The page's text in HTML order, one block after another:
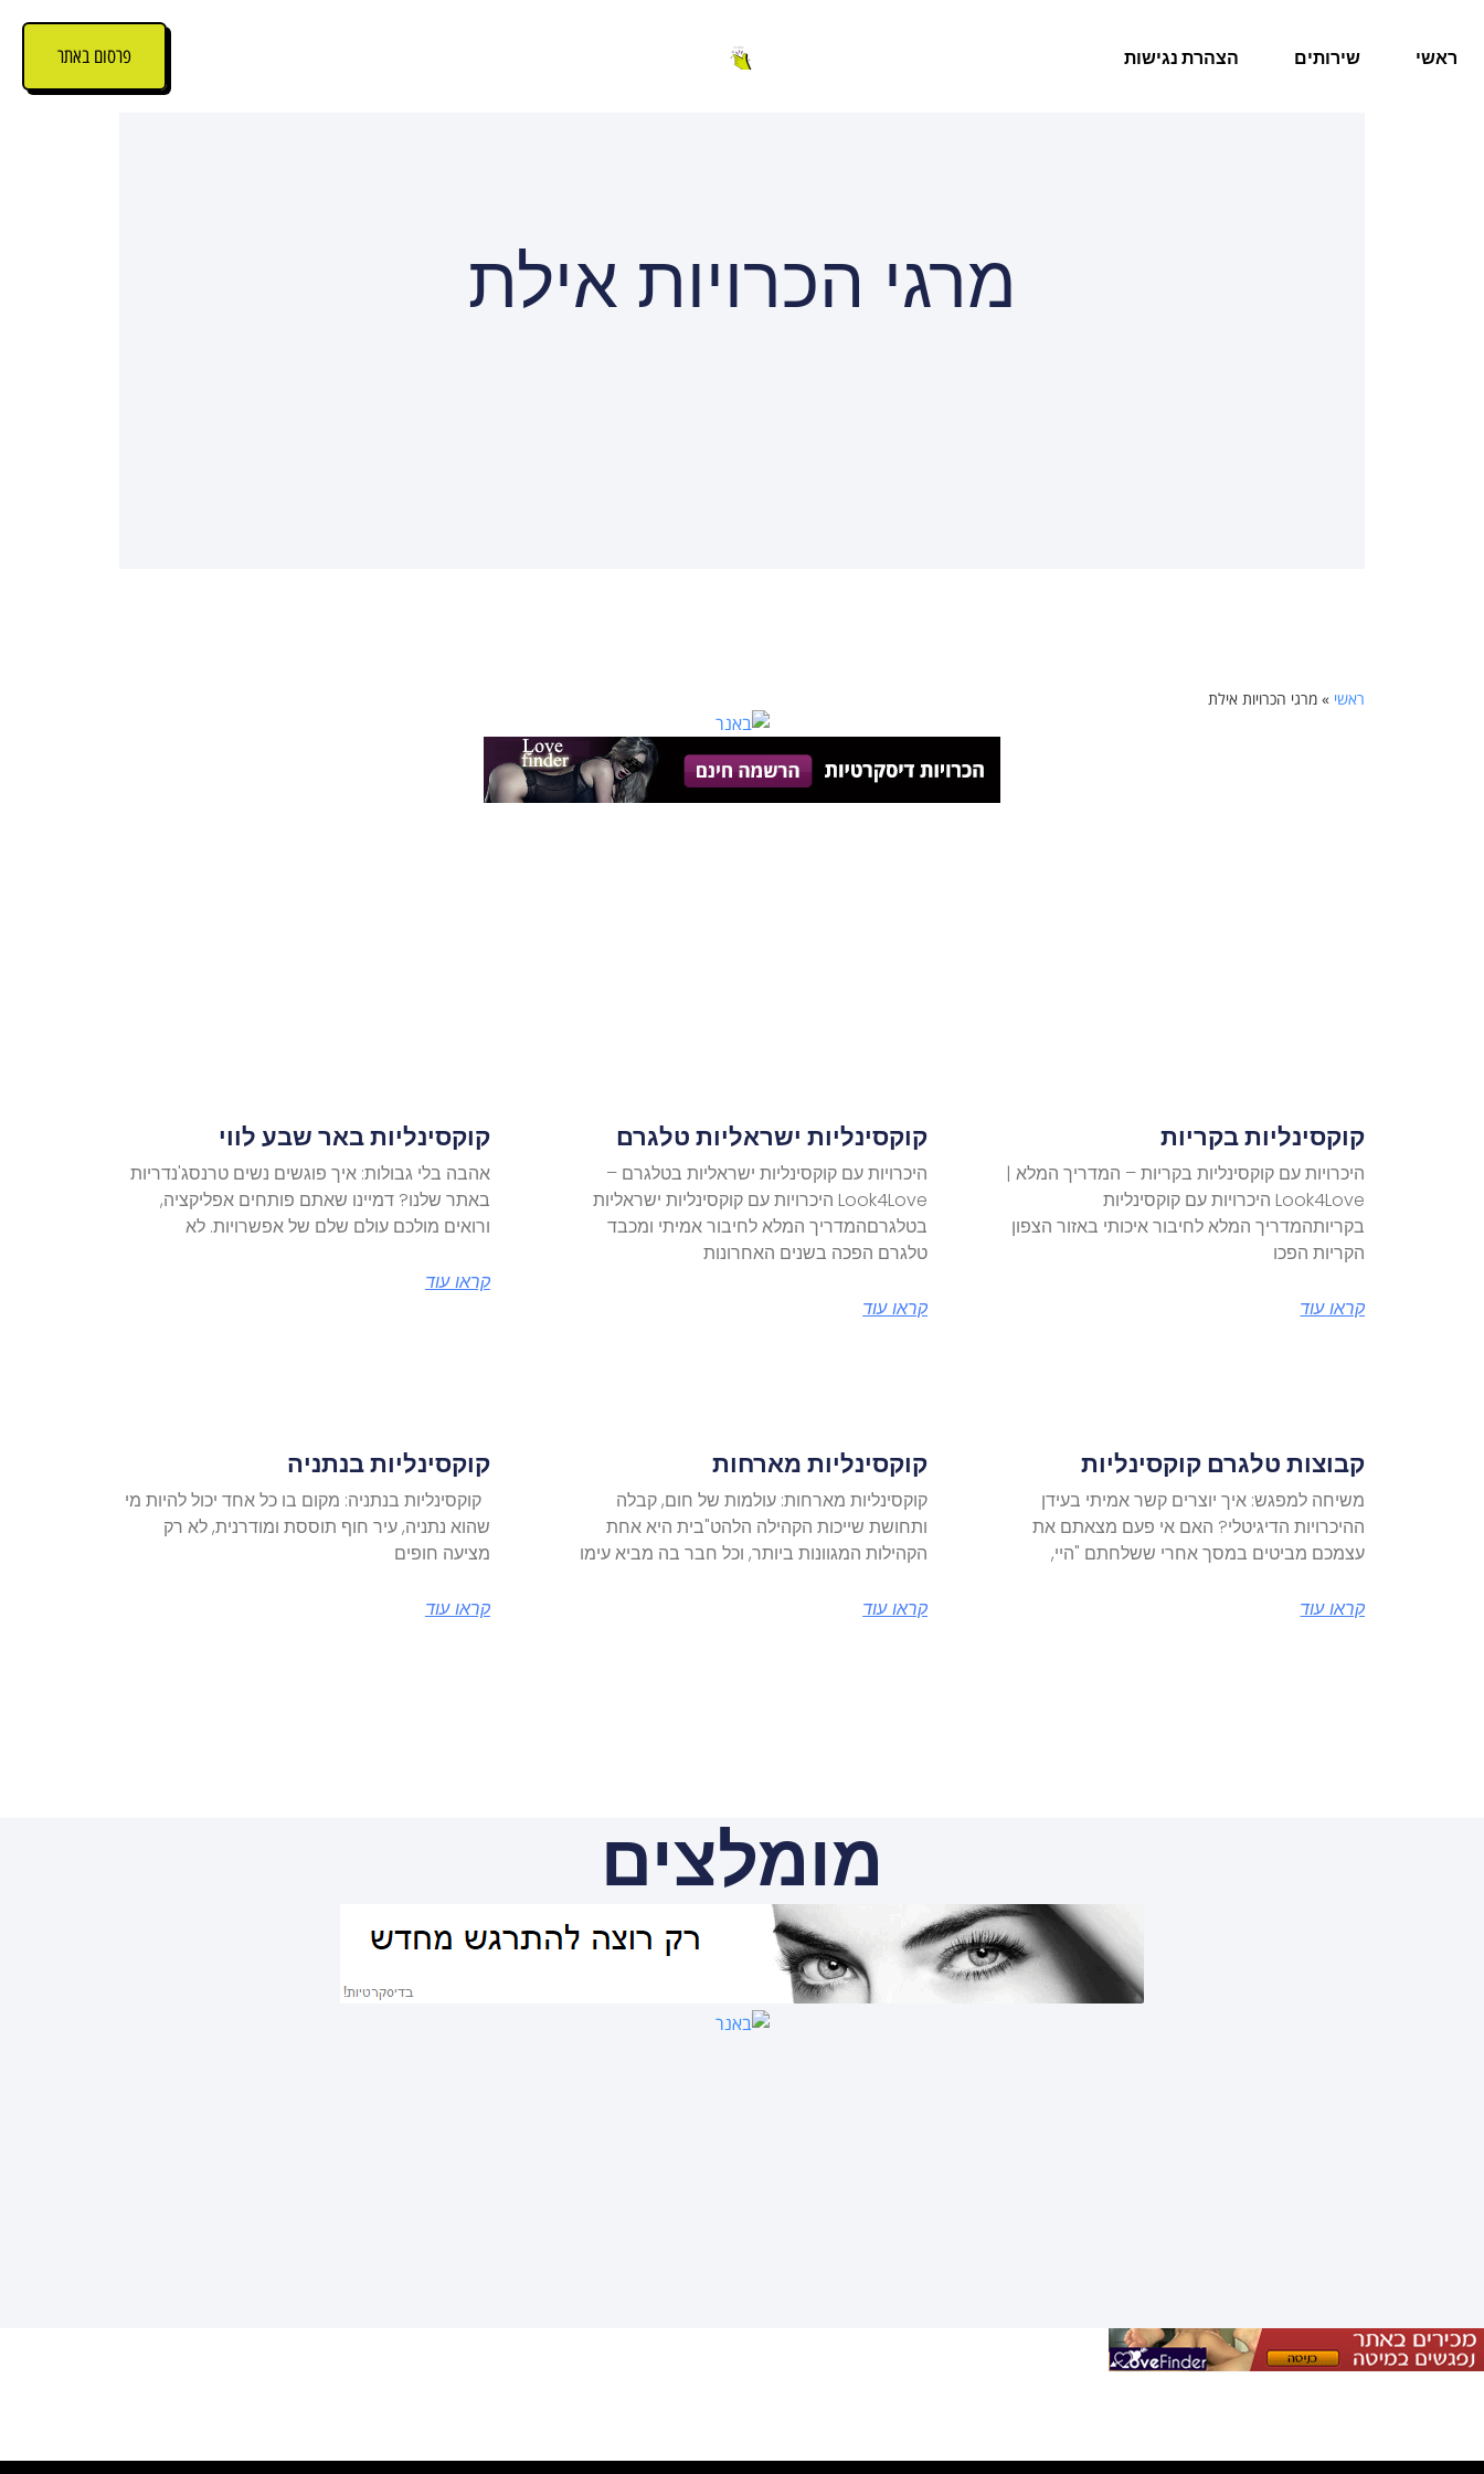
ראשי שירותים הצהרת נגישות פרסום באתר
מרגי הכרויות אילת
ראשי » מרגי הכרויות אילת
קוקסינליות בקריות
היכרויות עם קוקסינליות בקריות – המדריך המלא |
Look4Love היכרויות עם קוקסינליות
בקריותהמדריך המלא לחיבור איכותי באזור הצפון
הקריות הפכו
קראו עוד
קוקסינליות ישראליות טלגרם
היכרויות עם קוקסינליות ישראליות בטלגרם –
Look4Love היכרויות עם קוקסינליות ישראליות
בטלגרםהמדריך המלא לחיבור אמיתי ומכבד
טלגרם הפכה בשנים האחרונות
קראו עוד
קוקסינליות באר שבע לווי
אהבה בלי גבולות: איך פוגשים נשים טרנסג'נדריות
באתר שלנו? דמיינו שאתם פותחים אפליקציה,
ורואים מולכם עולם שלם של אפשרויות. לא
קראו עוד
קבוצות טלגרם קוקסינליות
משיחה למפגש: איך יוצרים קשר אמיתי בעידן
ההיכרויות הדיגיטלי? האם אי פעם מצאתם את
עצמכם מביטים במסך אחרי ששלחתם "היי,
קראו עוד
קוקסינליות מארחות
קוקסינליות מארחות: עולמות של חום, קבלה
ותחושת שייכות הקהילה הלהט"בית היא אחת
הקהילות המגוונות ביותר, וכל חבר בה מביא עימו
קראו עוד
קוקסינליות בנתניה
קוקסינליות בנתניה: מקום בו כל אחד יכול להיות מי
שהוא נתניה, עיר חוף תוססת ומודרנית, לא רק
מציעה חופים
קראו עוד
מומלצים